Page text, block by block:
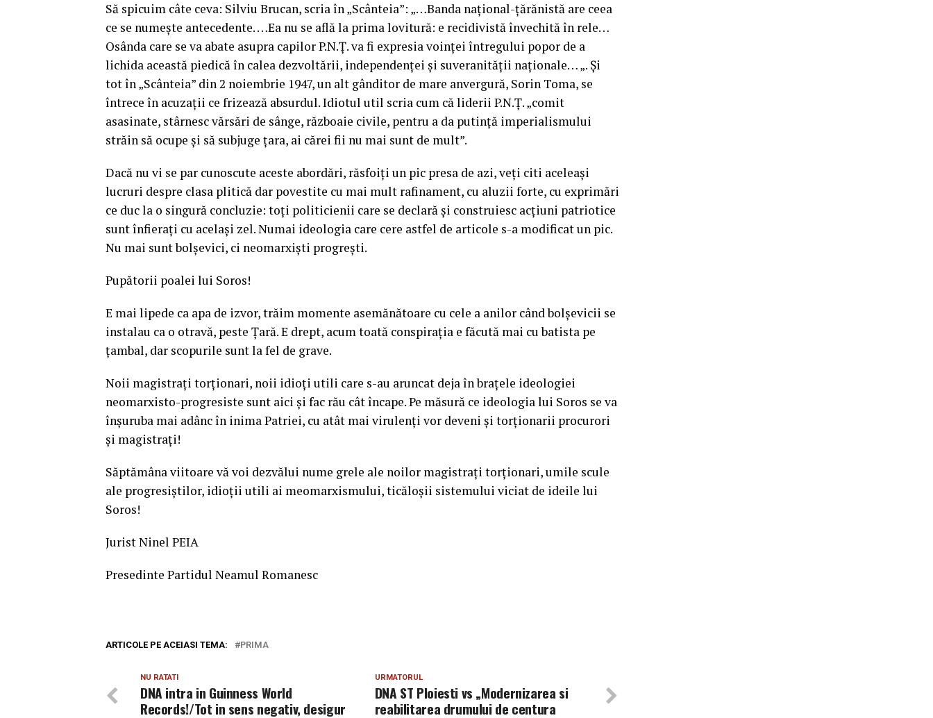
Să spicuim câte ceva: Silviu Brucan, scria în „Scânteia”: „…Banda naţional-ţărănistă are ceea
ce se numeşte antecedente. …Ea nu se află la prima lovitură: e recidivistă învechită în rele…
Osânda care se va abate asupra capilor P.N.Ţ. va fi expresia voinţei întregului popor de a
lichida această piedică în calea dezvoltării, independenţei şi suveranităţii naţionale… „. Şi
tot în „Scânteia” din 2 noiembrie 1947, un alt gânditor de mare anvergură, Sorin Toma, se
întrece în acuzaţii ce frizează absurdul. Idiotul util scria cum că liderii P.N.Ţ. „comit
asasinate, stârnesc vărsări de sânge, războaie civile, pentru a da putinţă imperialismului
străin să ocupe şi să subjuge ţara, ai cărei fii nu mai sunt de mult”.
Dacă nu vi se par cunoscute aceste abordări, răsfoiți un pic presa de azi, veți citi aceleași
lucruri despre clasa plitică dar povestite cu mai mult rafinament, cu aluzii forte, cu exprimări
ce duc la o singură concluzie: toți politicienii care se declară și construiesc acțiuni patriotice
sunt înfierați cu același zel. Numai ideologia care cere astfel de articole s-a modificat un pic.
Nu mai sunt bolșevici, ci neomarxiști progrești.
Pupătorii poalei lui Soros!
E mai lipede ca apa de izvor, trăim momente asemănătoare cu cele a anilor când bolșevicii se
instalau ca o otravă, peste Țară. E drept, acum toată conspirația e făcută mai cu batista pe
țambal, dar scopurile sunt la fel de grave.
Noii magistrați torționari, noii idioți utili care s-au aruncat deja în brațele ideologiei
neomarxisto-progresiste sunt aici și fac rău cât încape. Pe măsură ce ideologia lui Soros se va
înșuruba mai adânc în inima Patriei, cu atât mai virulenți vor deveni și torționarii procurori
și magistrați!
Săptămâna viitoare vă voi dezvălui nume grele ale noilor magistrați torționari, umile scule
ale progresiștilor, idioții utili ai meomarxismului, ticăloșii sistemului viciat de ideile lui
Soros!
Jurist Ninel PEIA
Presedinte Partidul Neamul Romanesc
ARTICOLE PE ACEIASI TEMA: PRIMA
URMATORUL
DNA ST Ploiesti vs „Modernizarea si
reabilitarea drumului de centura
NU RATATI
DNA intra in Guinness World
Records!/Tot in sens negativ, desigur